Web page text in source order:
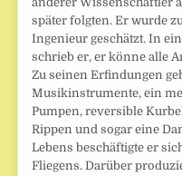
später folgten. Er wurde
Ingenieur geschätzt. In
schrieb er, er könne alle
Zu seinen Erfindungen
Musikinstrumente, ein
Pumpen, reversible
Rippen und sogar eine
Lebens beschäftigte er
Fliegens. Darüber